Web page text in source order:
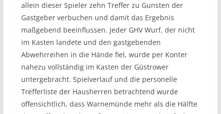
allein dieser Spieler zehn Treffer zu Gunsten der
Gastgeber verbuchen und damit das Ergebnis
maßgebend beeinflussen. Jeder GHV Wurf, der nicht
im Kasten landete und den gastgebenden
Abwehrreihen in die Hände fiel, wurde per Konter
nahezu vollständig im Kasten der Güstrower
untergebracht. Spielverlauf und die personelle
Trefferliste der Hausherren betrachtend wurde
offensichtlich, dass Warnemünde mehr als die Hälfte